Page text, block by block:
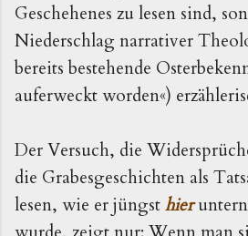
Geschehenes zu lesen sind,
Niederschlag narrativer
bereits bestehende
auferweckt worden«)
Der Versuch, die
die Grabesgeschichten als
lesen, wie er jüngsthier